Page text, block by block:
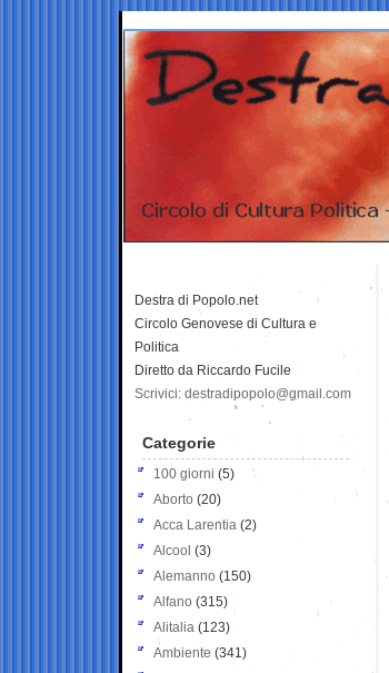
Destra di Popolo.net
Circolo Genovese di Cultura e
Politica
Diretto da Riccardo Fucile
Scrivici: destradipopolo@gmail.com
Categorie
100 giorni (5)
Aborto (20)
Acca Larentia (2)
Alcool (3)
Alemanno (150)
Alfano (315)
Alitalia (123)
Ambiente (341)